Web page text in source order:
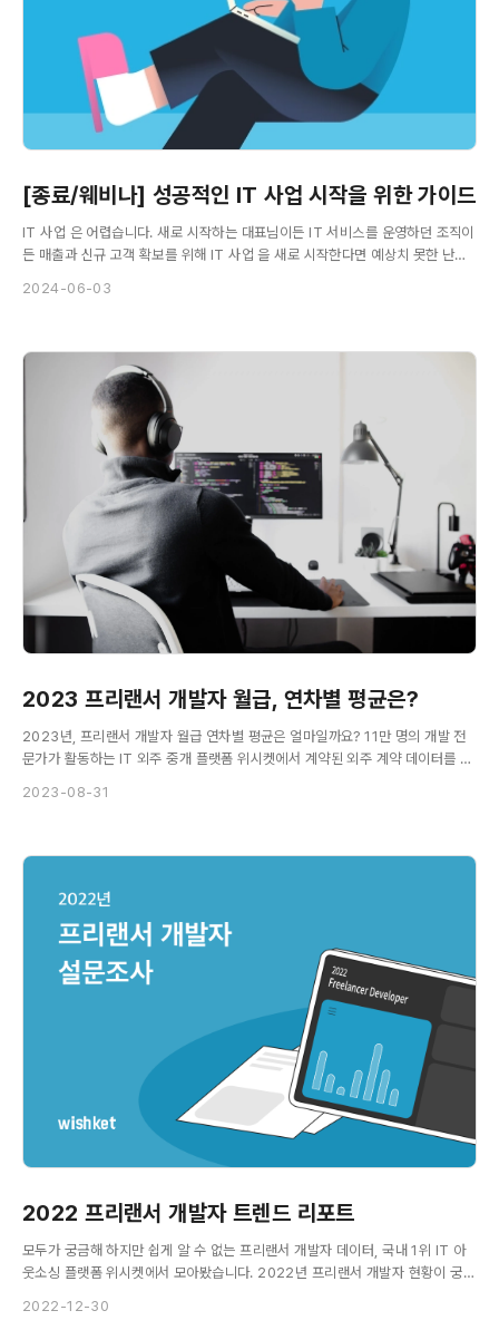
[종료/웨비나] 성공적인 IT 사업 시작을 위한 가이드
IT 사업 은 어렵습니다. 새로 시작하는 대표님이든 IT 서비스를 운영하던 조직이
든 매출과 신규 고객 확보를 위해 IT 사업 을 새로 시작한다면 예상치 못한 난관
2024-06-03
2023 프리랜서 개발자 월급, 연차별 평균은?
2023년, 프리랜서 개발자 월급 연차별 평균은 얼마일까요? 11만 명의 개발 전
문가가 활동하는 IT 외주 중개 플랫폼 위시켓에서 계약된 외주 계약 데이터를 통
2023-08-31
2022 프리랜서 개발자 트렌드 리포트
모두가 궁금해 하지만 쉽게 알 수 없는 프리랜서 개발자 데이터, 국내 1위 IT 아
웃소싱 플랫폼 위시켓에서 모아봤습니다. 2022년 프리랜서 개발자 현황이 궁금
2022-12-30